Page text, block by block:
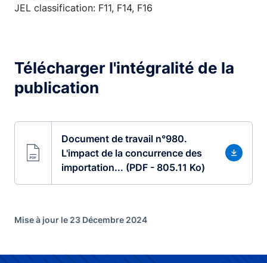
JEL classification: F11, F14, F16
Télécharger l'intégralité de la
publication
Document de travail n°980.
L'impact de la concurrence des
importation... (PDF - 805.11 Ko)
Mise à jour le 23 Décembre 2024